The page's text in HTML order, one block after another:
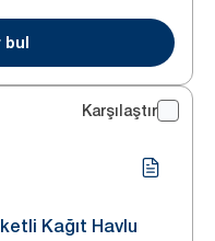
bul
Karşılaştır
Kağıt Havlu